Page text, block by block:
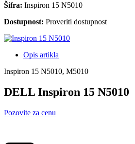
Šifra: Inspiron 15 N5010
Dostupnost: Proveriti dostupnost
Opis artikla
Inspiron 15 N5010, M5010
DELL Inspiron 15 N5010
Pozovite za cenu